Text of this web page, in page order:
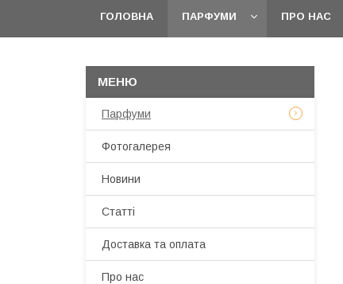
ГОЛОВНА ПАРФУМИ ПРО НАС
Парфуми
Фотогалерея
Новини
Статті
Доставка та оплата
Про нас